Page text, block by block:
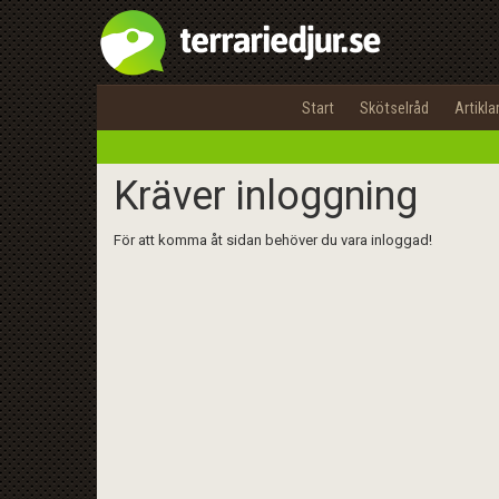
Start Skötselråd Artiklar
Kräver inloggning
För att komma åt sidan behöver du vara inloggad!